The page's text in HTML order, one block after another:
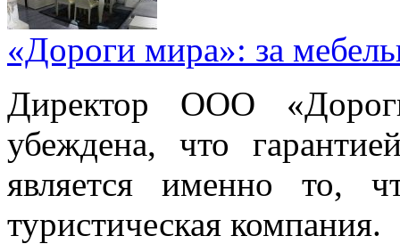
«Дороги мира»: за
Директор ООО
убеждена, что
является именно то,
туристическая компания.